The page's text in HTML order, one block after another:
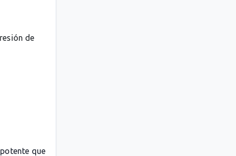
de
que